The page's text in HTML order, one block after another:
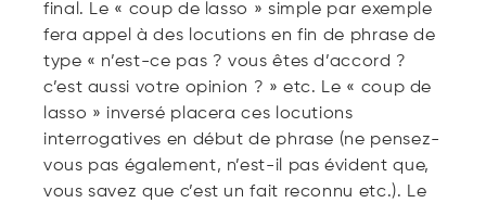
final. Le « coup de lasso » simple par exemple
fera appel à des locutions en fin de phrase de
type « n’est-ce pas ? vous êtes d’accord ?
c’est aussi votre opinion ? » etc. Le « coup de
lasso » inversé placera ces locutions
interrogatives en début de phrase (ne pensez-
vous pas également, n’est-il pas évident que,
vous savez que c’est un fait reconnu etc.). Le